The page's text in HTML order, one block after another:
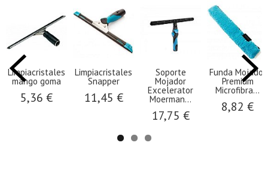
Limpiacristales
mango goma
5,36 €
Limpiacristales
Snapper
11,45 €
Soporte
Mojador
Excelerator
Moerman...
17,75 €
Funda Mojador
Premium
Microfibra...
8,82 €